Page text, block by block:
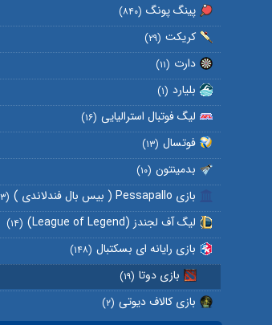
پینگ پونگ (۸۴۰)
کریکت (۲۹)
دارت (۱۱)
بلیارد (۱)
لیگ فوتبال استرالیایی (۱۶)
فوتسال (۱۳)
بدمینتون (۱۰)
بازی Pessapallo ( بیس بال فندلاندی ) (۳)
لیگ آف لجندز (League of Legend) (۱۴)
بازی رایانه ای بسکتبال (۱۴۸)
بازی دوتا (۱۹)
بازی کالاف دیوتی (۲)